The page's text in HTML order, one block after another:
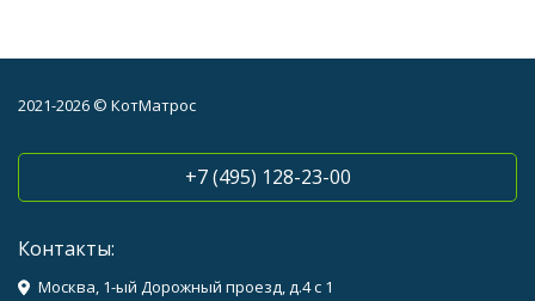
2021-2026 © КотМатрос
+7 (495) 128-23-00
Контакты:
Москва, 1-ый Дорожный проезд, д.4 с 1